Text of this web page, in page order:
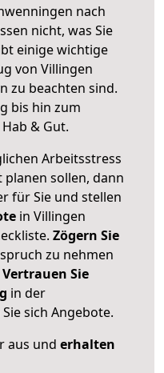
nach
nicht, was Sie
einige wichtige
von Villingen
zu beachten sind.
bis hin zum
& Gut.
Arbeitsstress
planen sollen, dann
für Sie und stellen
in Villingen
Zögern Sie
zu nehmen
Vertrauen Sie
in der
sich Angebote.
aus und erhalten